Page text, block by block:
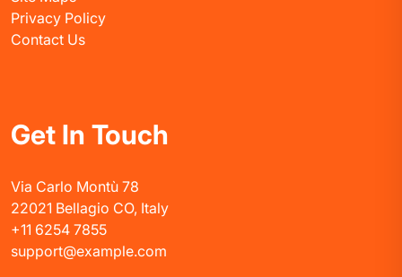
Privacy Policy
Contact Us
Get In Touch
Via Carlo Montù 78
22021 Bellagio CO, Italy
+11 6254 7855
support@example.com